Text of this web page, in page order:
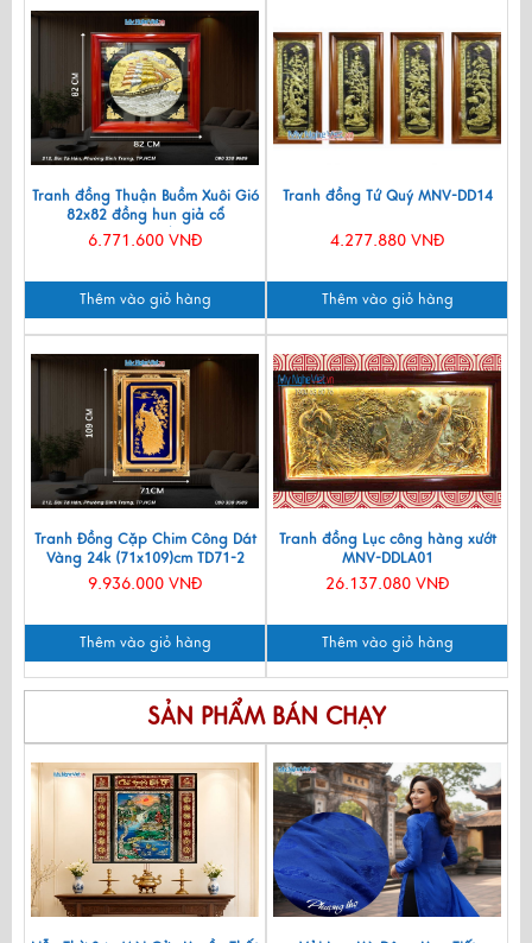
Tranh đồng Thuận Buồm Xuôi Gió
82x82 đồng hun giả cổ
DD8282/5
6.771.600 VNĐ
Thêm vào giỏ hàng
Tranh đồng Tứ Quý MNV-DD14
4.277.880 VNĐ
Thêm vào giỏ hàng
Tranh Đồng Cặp Chim Công Dát
Vàng 24k (71x109)cm TD71-2
9.936.000 VNĐ
Thêm vào giỏ hàng
Tranh đồng Lục công hàng xướt
MNV-DDLA01
26.137.080 VNĐ
Thêm vào giỏ hàng
SẢN PHẨM BÁN CHẠY